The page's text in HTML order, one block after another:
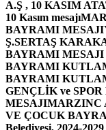
A.Ş , 10 KASIM
10 Kasım mesajı
BAYRAMI MESAJI
Ş.SERTAŞ
BAYRAMI MESAJI
BAYRAMI
BAYRAMI
GENÇLİK ve
MESAJIMARZINC
VE ÇOCUK
Belediyesi, 2024-